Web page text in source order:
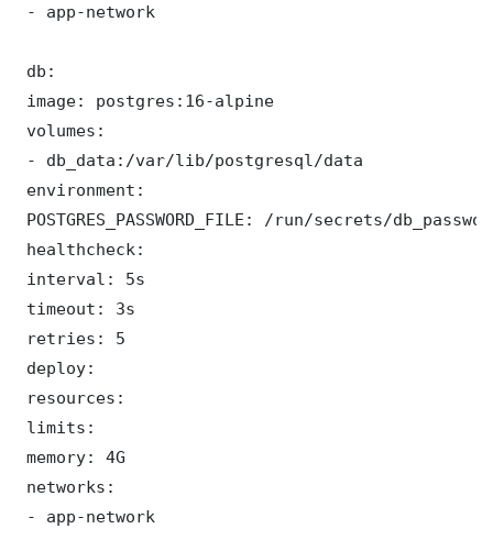
- app-network
db:
image: postgres:16-alpine
volumes:
- db_data:/var/lib/postgresql/data
environment:
POSTGRES_PASSWORD_FILE: /run/secrets/
healthcheck:
interval: 5s
timeout: 3s
retries: 5
deploy:
resources:
limits:
memory: 4G
networks:
- app-network